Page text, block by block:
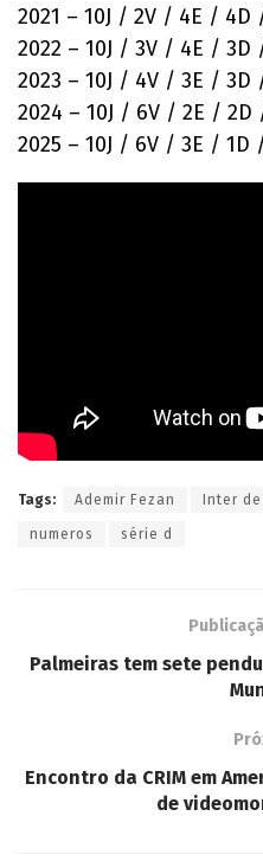
2021 – 10J / 2V / 4E / 4D
2022 – 10J / 3V / 4E / 3D
2023 – 10J / 4V / 3E / 3D
2024 – 10J / 6V / 2E /
2025 – 10J / 6V / 3E / 1D
Tags: Ademir Fezan Inter
numeros série d
Palmeiras tem sete
Encontro da CRIM em
de